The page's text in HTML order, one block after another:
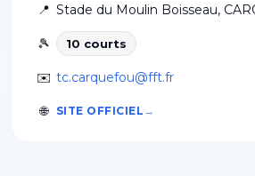
📍 Stade du Moulin Boisseau,
🎾 10 courts
✉️ tc.carquefou@fft.fr
🌐 SITE OFFICIEL